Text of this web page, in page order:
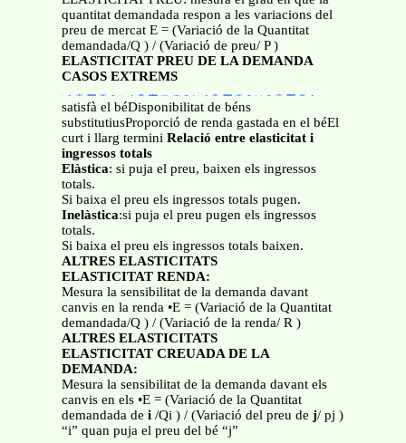
quantitat demandada respon a les variacions del
preu de mercat E = (Variació de la Quantitat
demandada/Q ) / (Variació de preu/ P )
ELASTICITAT PREU DE LA DEMANDA
CASOS EXTREMS
satisfà el béDisponibilitat de béns
substitutiusProporció de renda gastada en el béEl
curt i llarg termini Relació entre elasticitat i
ingressos totals
Elàstica: si puja el preu, baixen els ingressos
totals.
Si baixa el preu els ingressos totals pugen.
Inelàstica:si puja el preu pugen els ingressos
totals.
Si baixa el preu els ingressos totals baixen.
ALTRES ELASTICITATS
ELASTICITAT RENDA:
Mesura la sensibilitat de la demanda davant
canvis en la renda •E = (Variació de la Quantitat
demandada/Q ) / (Variació de la renda/ R )
ALTRES ELASTICITATS
ELASTICITAT CREUADA DE LA
DEMANDA:
Mesura la sensibilitat de la demanda davant els
canvis en els •E = (Variació de la Quantitat
demandada de i /Qi ) / (Variació del preu de j/ pj )
“i” quan puja el preu del bé “j”